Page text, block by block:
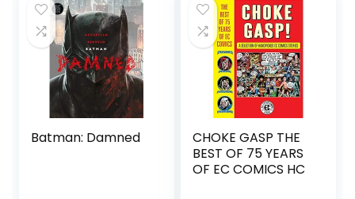
Batman: Damned
CHOKE GASP THE
BEST OF 75 YEARS
OF EC COMICS HC